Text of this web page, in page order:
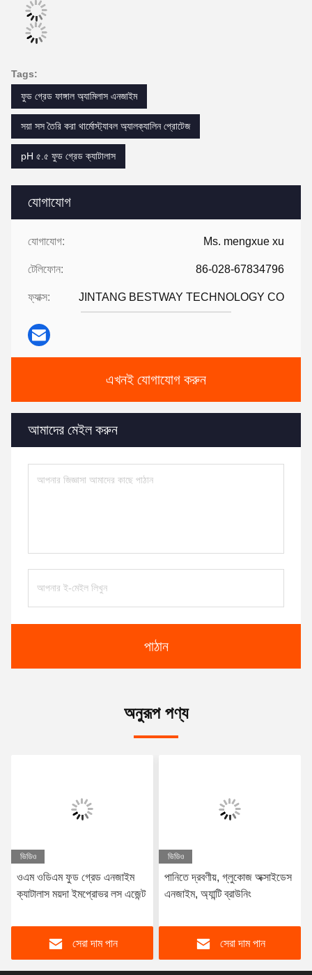
যোগাযোগ
যোগাযোগ: Ms. mengxue xu
টেলিফোন: 86-028-67834796
ফ্যাক্স: JINTANG BESTWAY TECHNOLOGY CO
এখনই যোগাযোগ করুন
আমাদের মেইল করুন
পাঠান
Tags:
ফুড গ্রেড ফাঙ্গাল অ্যামিলাস এনজাইম
সয়া সস তৈরি করা থার্মোস্ট্যাবল অ্যালক্যালিন প্রোটেজ
pH ৫.৫ ফুড গ্রেড ক্যাটালাস
অনুরূপ পণ্য
ভিডিও
ওএম ওডিএম ফুড গ্রেড এনজাইম
ক্যাটালাস ময়দা ইমপ্রোভর লস এজেন্ট
সেরা দাম পান
ভিডিও
পানিতে দ্রবণীয়, গ্লুকোজ অক্সাইডেস
এনজাইম, অ্যান্টি ব্রাউনিং
সেরা দাম পান